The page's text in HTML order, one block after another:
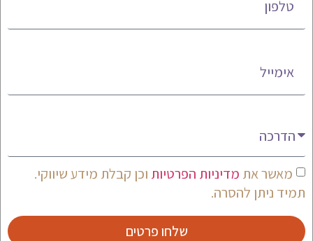
מאשר את מדיניות הפרטיות וכן קבלת מידע שיווקי.
תמיד ניתן להסרה.
שלחו פרטים